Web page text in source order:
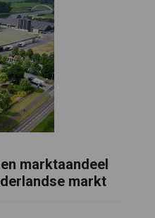
marktaandeel
markt